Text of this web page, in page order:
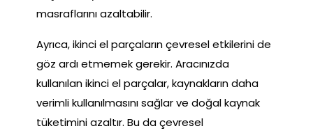
masraflarını azaltabilir.
Ayrıca, ikinci el parçaların çevresel etkilerini de
göz ardı etmemek gerekir. Aracınızda
kullanılan ikinci el parçalar, kaynakların daha
verimli kullanılmasını sağlar ve doğal kaynak
tüketimini azaltır. Bu da çevresel